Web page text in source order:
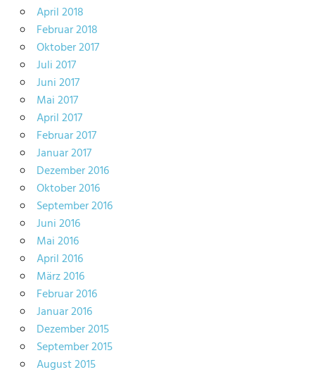
April 2018
Februar 2018
Oktober 2017
Juli 2017
Juni 2017
Mai 2017
April 2017
Februar 2017
Januar 2017
Dezember 2016
Oktober 2016
September 2016
Juni 2016
Mai 2016
April 2016
März 2016
Februar 2016
Januar 2016
Dezember 2015
September 2015
August 2015